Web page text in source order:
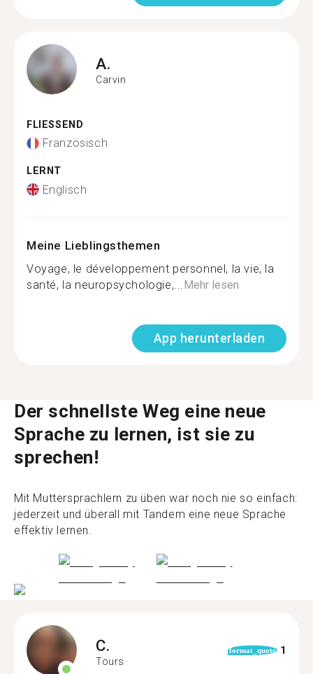
A.
Carvin
FLIESSEND
Französisch
LERNT
Englisch
Meine Lieblingsthemen
Voyage, le développement personnel, la vie, la
santé, la neuropsychologie,... Mehr lesen
App herunterladen
Der schnellste Weg eine neue
Sprache zu lernen, ist sie zu
sprechen!
Mit Muttersprachlern zu üben war noch nie so einfach:
jederzeit und überall mit Tandem eine neue Sprache
effektiv lernen.
C.
Tours
format_quote 1